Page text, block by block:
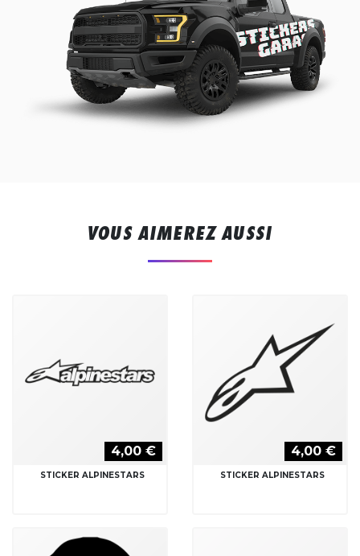
VOUS AIMEREZ AUSSI
4,00 €
STICKER ALPINESTARS
4,00 €
STICKER ALPINESTARS